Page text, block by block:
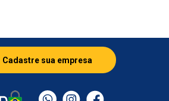
Cadastre sua empresa